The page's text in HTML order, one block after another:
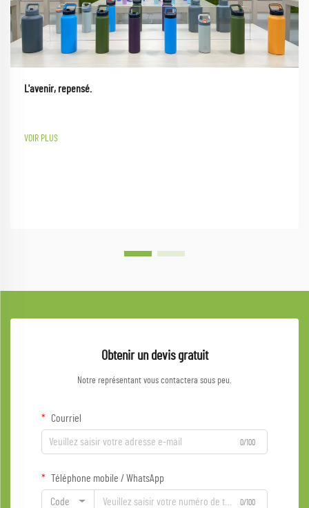
L'avenir, repensé.
VOIR PLUS
Obtenir un devis gratuit
Notre représentant vous contactera sous peu.
Courriel
0/100
Téléphone mobile / WhatsApp
Code 0/100